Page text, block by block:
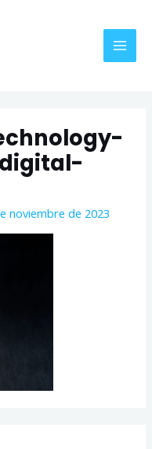
noviembre de 2023